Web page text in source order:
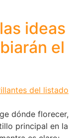
ideas
el
dónde florecer,
principal en la